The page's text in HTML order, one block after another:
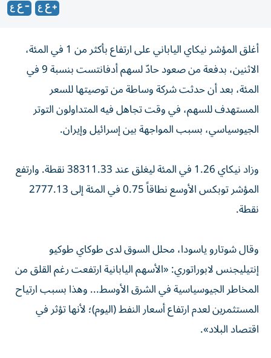
أغلق المؤشر نيكاي الياباني على ارتفاع بأكثر من 1 في المئة،
الاثنين، بدفعة من صعود حادّ لسهم أدفانتست بنسبة 9 في
المئة، بعد أن حدثت شركة وساطة من توصيتها للسعر
المستهدف للسهم، في وقت تجاهل فيه المتداولون التوتر
الجيوسياسي، بسبب المواجهة بين إسرائيل وإيران.
وزاد نيكاي 1.26 في المئة ليغلق عند 38311.33 نقطة. وارتفع
المؤشر توبكس الأوسع نطاقاً 0.75 في المئة إلى 2777.13
نقطة.
وقال شوتارو ياسودا، محلل السوق لدى طوكاي طوكيو
إنتيليجنس لابوراتوري: «الأسهم اليابانية ارتفعت رغم القلق من
المخاطر الجيوسياسية في الشرق الأوسط... وهذا بسبب ارتياح
المستثمرين لعدم ارتفاع أسعار النفط (اليوم)؛ لأنها تؤثر في
اقتصاد البلاد».